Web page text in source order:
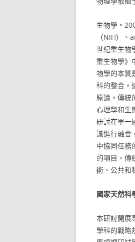
生物學。
（NIH）
世紀重生物
重生物學》
物學的本質
科的整合。
原論。傳統
心理學和生
研討在單一
識進行融會
中協同任務
的項目，傳
術、公共和
國家天然科
本研討開展
學科的戰略